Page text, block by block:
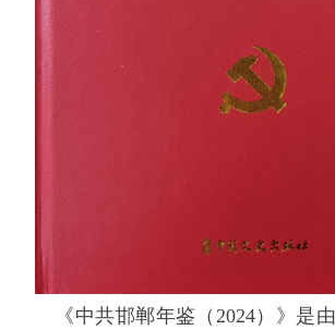
《中共邯郸年鉴（2024）》是